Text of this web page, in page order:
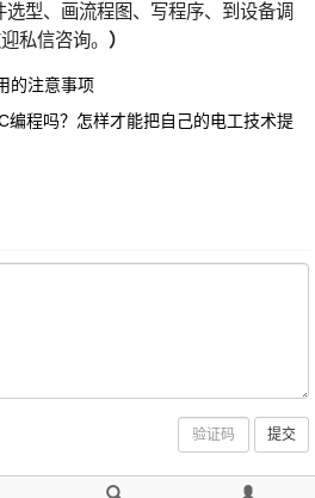
型、画流程图、写程序、到设备调
私信咨询。 ）
的注意事项
编程吗？怎样才能把自己的电工技术提
提交